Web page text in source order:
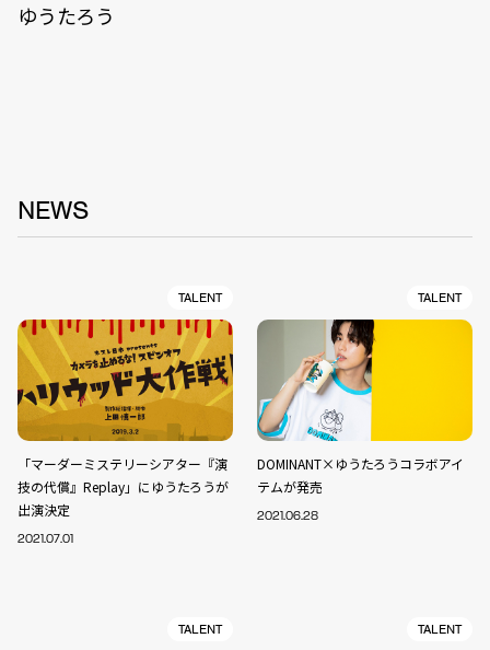
ゆうたろう
NEWS
TALENT
「マーダーミステリーシアター『演
技の代償』Replay」にゆうたろうが
出演決定
2021.07.01
TALENT
DOMINANT×ゆうたろうコラボアイ
テムが発売
2021.06.28
TALENT TALENT